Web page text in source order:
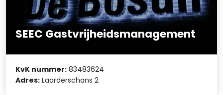
SEEC Gastvrijheidsmanagement
KvK nummer: 83483624
Adres: Laarderschans 2